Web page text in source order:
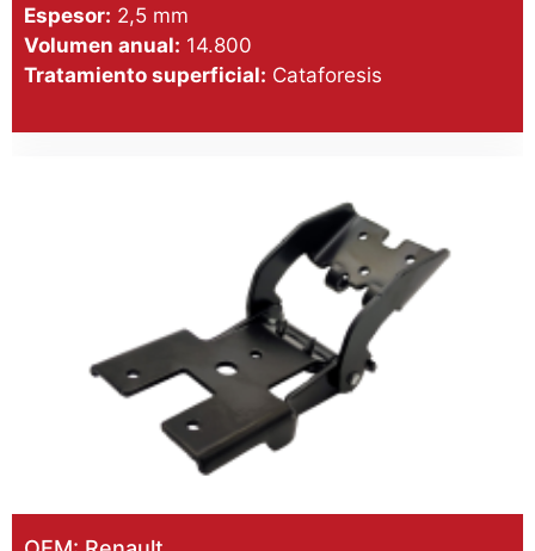
Espesor: 2,5 mm
Volumen anual: 14.800
Tratamiento superficial: Cataforesis